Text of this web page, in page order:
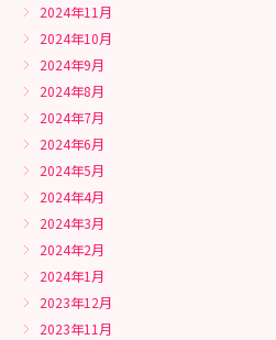
2024年11月
2024年10月
2024年9月
2024年8月
2024年7月
2024年6月
2024年5月
2024年4月
2024年3月
2024年2月
2024年1月
2023年12月
2023年11月